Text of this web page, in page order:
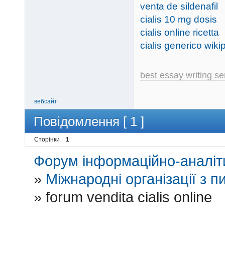
venta de sildenafil
cialis 10 mg dosis
cialis online ricetta
cialis generico
best essay writing
вебсайт
Повідомлення [ 1 ]
Сторінки 1
Форум інформаційно-
» Міжнародні організації з
»forum vendita cialis online